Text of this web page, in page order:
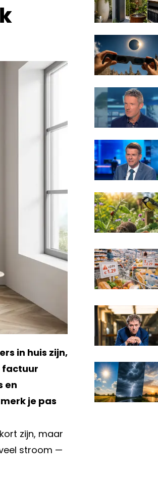
in huis zijn,
factuur
en
je pas
zijn, maar
stroom —